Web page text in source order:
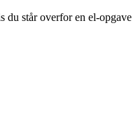
du står overfor en el-opgave